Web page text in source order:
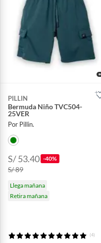
PILLIN
Bermuda Niño TVC504-
25VER
Por Pillin.
S/ 53.40 -40%
S/ 89
Llega mañana
Retira mañana
(4)